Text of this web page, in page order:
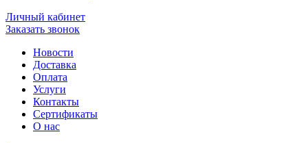
Личный кабинет
Заказать звонок
Новости
Доставка
Оплата
Услуги
Контакты
Cертификаты
О нас